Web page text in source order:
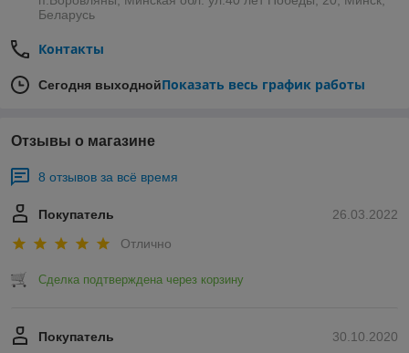
Беларусь
Контакты
Сегодня выходнойПоказать весь график работы
Отзывы о магазине
8 отзывов за всё время
26.03.2022
Покупатель
Отлично
Сделка подтверждена через корзину
30.10.2020
Покупатель